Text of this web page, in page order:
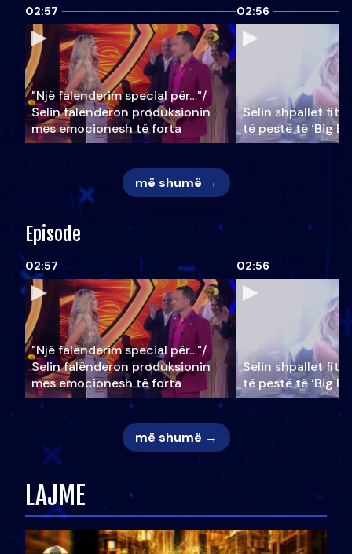
02:57
"Një falenderim special për…"/
Selin falënderon produksionin
mes emocionesh të forta
02:56
Selin shpallet
të pestë të ‘Big
më shumë →
Episode
02:57
"Një falenderim special për…"/
Selin falënderon produksionin
mes emocionesh të forta
02:56
Selin shpallet
të pestë të ‘Big
më shumë →
LAJME